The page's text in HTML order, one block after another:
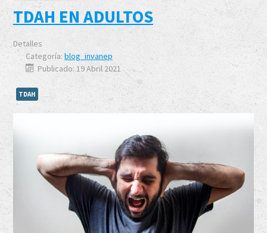
TDAH EN ADULTOS
Detalles
Categoría: blog_invanep
Publicado: 19 Abril 2021
TDAH